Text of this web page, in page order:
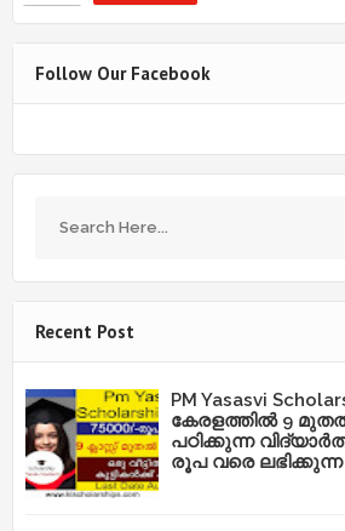
Follow Our Facebook
Recent Post
PM Yasasvi
കേരളത്തിൽ 9
പഠിക്കുന്ന
രൂപ വരെ